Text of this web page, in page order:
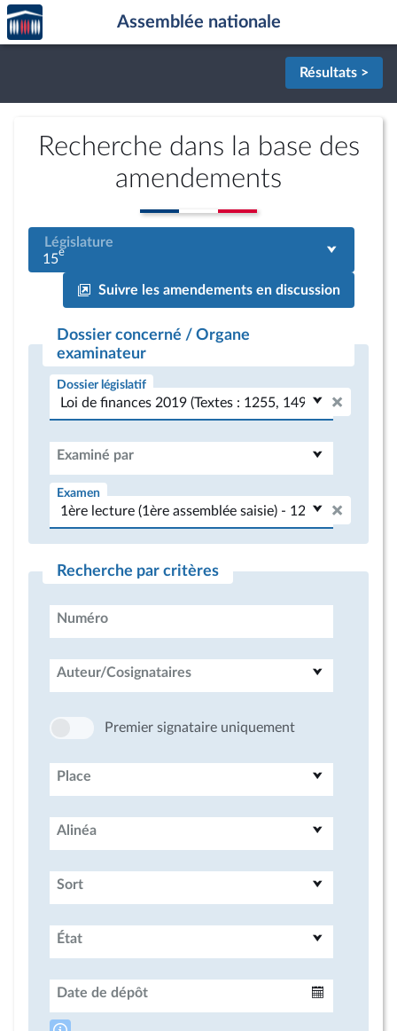
Aller au contenu
Aller en bas de la page
Accèder
à la
page
Assemblée nationale
Résultats >
Recherche dans la base des
amendements
Législature
15e
Suivre les amendements en discussion
Dossier concerné / Organe
examinateur
Dossier législatif
Examiné par
Examen
Recherche par critères
Numéro
Auteur/Cosignataires
Premier signataire uniquement
Place
Alinéa
Sort
État
Date de dépôt